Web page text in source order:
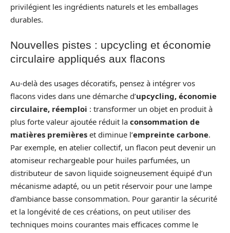
privilégient les ingrédients naturels et les emballages
durables.
Nouvelles pistes : upcycling et économie
circulaire appliqués aux flacons
Au-delà des usages décoratifs, pensez à intégrer vos
flacons vides dans une démarche d’upcycling, économie
circulaire, réemploi : transformer un objet en produit à
plus forte valeur ajoutée réduit la consommation de
matières premières et diminue l’empreinte carbone.
Par exemple, en atelier collectif, un flacon peut devenir un
atomiseur rechargeable pour huiles parfumées, un
distributeur de savon liquide soigneusement équipé d’un
mécanisme adapté, ou un petit réservoir pour une lampe
d’ambiance basse consommation. Pour garantir la sécurité
et la longévité de ces créations, on peut utiliser des
techniques moins courantes mais efficaces comme le